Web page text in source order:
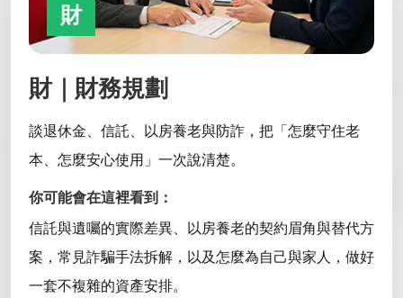
財
財｜財務規劃
談退休金、信託、以房養老與防詐，把「怎麼守住老
本、怎麼安心使用」一次說清楚。
你可能會在這裡看到：
信託與遺囑的實際差異、以房養老的契約眉角與替代方
案，常見詐騙手法拆解，以及怎麼為自己與家人，做好
一套不複雜的資產安排。